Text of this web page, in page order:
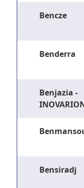
Bencze
Benderra
Benjazia -
Bensiradj